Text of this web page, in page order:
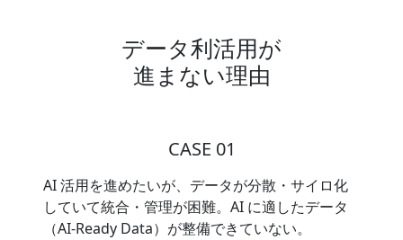
データ利活用が
進まない理由
CASE 01
AI 活用を進めたいが、データが分散・サイロ化
していて統合・管理が困難。AI に適したデータ
（AI-Ready Data）が整備できていない。